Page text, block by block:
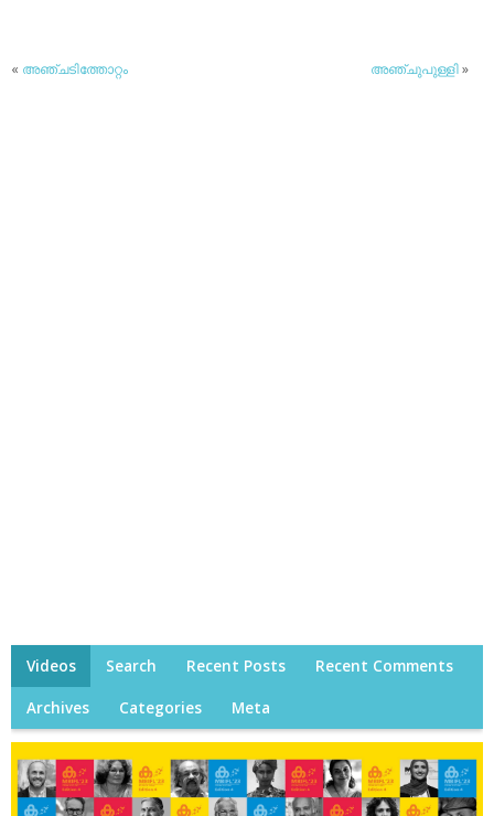
« അഞ്ചടിത്തോറ്റം അഞ്ചുപുള്ളി»
Videos Search Recent Posts Recent Comments
Archives Categories Meta